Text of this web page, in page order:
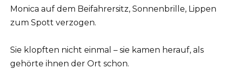
Monica auf dem Beifahrersitz, Sonnenbrille, Lippen
zum Spott verzogen.
Sie klopften nicht einmal – sie kamen herauf, als
gehörte ihnen der Ort schon.